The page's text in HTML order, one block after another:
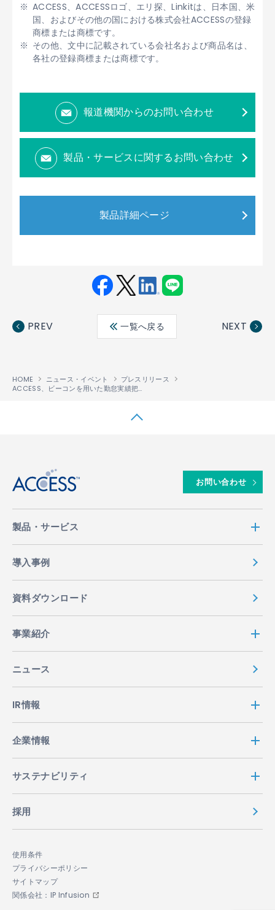
ACCESS、ACCESSロゴ、エリ探、Linkitは、日本国、米
国、およびその他の国における株式会社ACCESSの登録
商標または商標です。
その他、文中に記載されている会社名および商品名は、
各社の登録商標または商標です。
報道機関からのお問い合わせ
製品・サービスに関するお問い合わせ
製品詳細ページ
ebo ter
edin
PREV 一覧へ戻る NEXT
HOME ニュース・イベント
プレスリリース
ACCESS、ビーコンを用いた勤怠実績把握クラウドサービス 「エリ探
お問い合わせ
製品・サービス
導入事例
資料ダウンロード
事業紹介
ニュース
IR情報
企業情報
サステナビリティ
採用
使用条件
プライバシーポリシー
サイトマップ
関係会社：IP Infusion